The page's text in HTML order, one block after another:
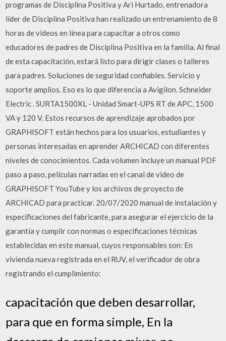
programas de Disciplina Positiva y Ari Hurtado, entrenadora
líder de Disciplina Positiva han realizado un entrenamiento de 8
horas de videos en línea para capacitar a otros como
educadores de padres de Disciplina Positiva en la familia. Al final
de esta capacitación, estará listo para dirigir clases o talleres
para padres. Soluciones de seguridad confiables. Servicio y
soporte amplios. Eso es lo que diferencia a Avigilon. Schneider
Electric. SURTA1500XL - Unidad Smart-UPS RT de APC, 1500
VA y 120 V. Estos recursos de aprendizaje aprobados por
GRAPHISOFT están hechos para los usuarios, estudiantes y
personas interesadas en aprender ARCHICAD con diferentes
niveles de conocimientos. Cada volumen incluye un manual PDF
paso a paso, películas narradas en el canal de video de
GRAPHISOFT YouTube y los archivos de proyecto de
ARCHICAD para practicar. 20/07/2020 manual de instalación y
especificaciones del fabricante, para asegurar el ejercicio de la
garantía y cumplir con normas o especificaciones técnicas
establecidas en este manual, cuyos responsables son: En
vivienda nueva registrada en el RUV, el verificador de obra
registrando el cumplimiento:
capacitación que deben desarrollar,
para que en forma simple, En la